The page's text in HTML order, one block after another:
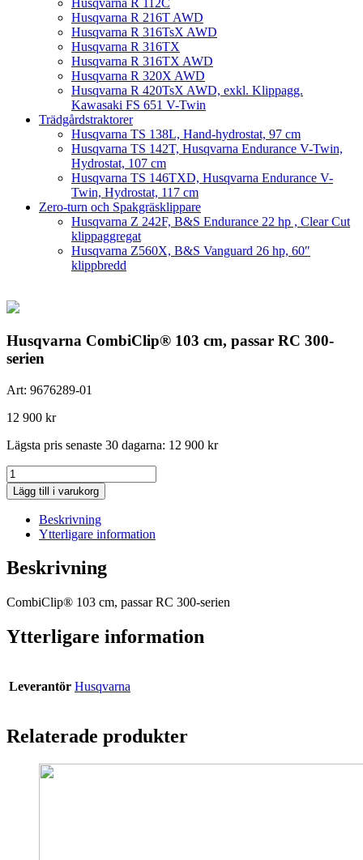
Husqvarna R 112C
Husqvarna R 216T AWD
Husqvarna R 316TsX AWD
Husqvarna R 316TX
Husqvarna R 316TX AWD
Husqvarna R 320X AWD
Husqvarna R 420TsX AWD, exkl. Klippagg.
Kawasaki FS 651 V-Twin
Trädgårdstraktorer
Husqvarna TS 138L, Hand-hydrostat, 97 cm
Husqvarna TS 142T, Husqvarna Endurance V-Twin,
Hydrostat, 107 cm
Husqvarna TS 146TXD, Husqvarna Endurance V-
Twin, Hydrostat, 117 cm
Zero-turn och Spakgräsklippare
Husqvarna Z 242F, B&S Endurance 22 hp , Clear Cut
klippaggregat
Husqvarna Z560X, B&S Vanguard 26 hp, 60″
klippbredd
Husqvarna CombiClip® 103 cm, passar RC 300-
serien
Art: 9676289-01
12 900 kr
Lägsta pris senaste 30 dagarna: 12 900 kr
Husqvarna
CombiClip®
103
passar
300-
serien
Lägg till i varukorg
Beskrivning
Ytterligare information
Beskrivning
CombiClip® 103 cm, passar RC 300-serien
Ytterligare information
Leverantör Husqvarna
Relaterade produkter